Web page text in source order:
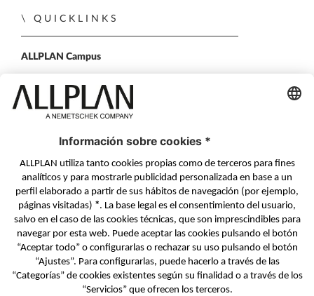
QUICKLINKS
ALLPLAN Campus
BIMPLUS Login
Formulario de contacto
Distribuidores Autorizados
SÍGUENOS EN
ALLPLAN en LinkedIn
ALLPLAN en Facebook
ALLPLAN en YouTube
ALLPLAN en Twitter